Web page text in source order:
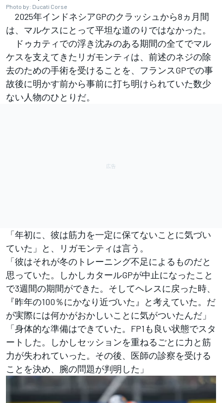
Photo by: Ducati Corse
2025年インドネシアGPのクラッシュから8ヵ月間
は、マルケスにとって平坦な道のりではなかった。
ドゥカティでの浮き沈みのある期間の全てでマル
ケスを支えてきたリガモンティは、前述のネジの除
去のための手術を受けることを、フランスGPでの事
故後に明かす前から事前に打ち明けられていた数少
ない人物のひとりだ。
「年初に、彼は筋力を一定に保てないことに気づい
ていた」と、リガモンティは言う。
「彼はそれが冬のトレーニング不足によるものだと
思っていた。しかしカタールGPが中止になったこと
で3週間の期間ができた。そしてヘレスに戻った時、
『昨年の100％にかなり近づいた』と考えていた。だ
が実際には何かがおかしいことに気がついたんだ」
「身体的な準備はできていた。FP1も良い状態でスタ
ートした。しかしセッションを重ねるごとに力と筋
力が失われていった。その後、医師の診察を受ける
ことを決め、腕の問題が判明した」